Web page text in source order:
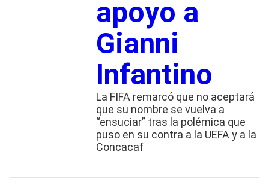
apoyo a
Gianni
Infantino
La FIFA remarcó que no aceptará
que su nombre se vuelva a
“ensuciar” tras la polémica que
puso en su contra a la UEFA y a la
Concacaf